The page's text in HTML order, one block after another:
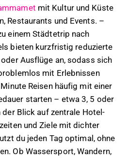
mit Kultur und Küste
Restaurants und Events. –
einem Städtetrip nach
bieten kurzfristig reduzierte
Ausflüge an, sodass sich
mit Erlebnissen
Reisen häufig mit einer
starten – etwa 3, 5 oder
Blick auf zentrale Hotel-
und Ziele mit dichter
du jeden Tag optimal, ohne
Ob Wassersport, Wandern,